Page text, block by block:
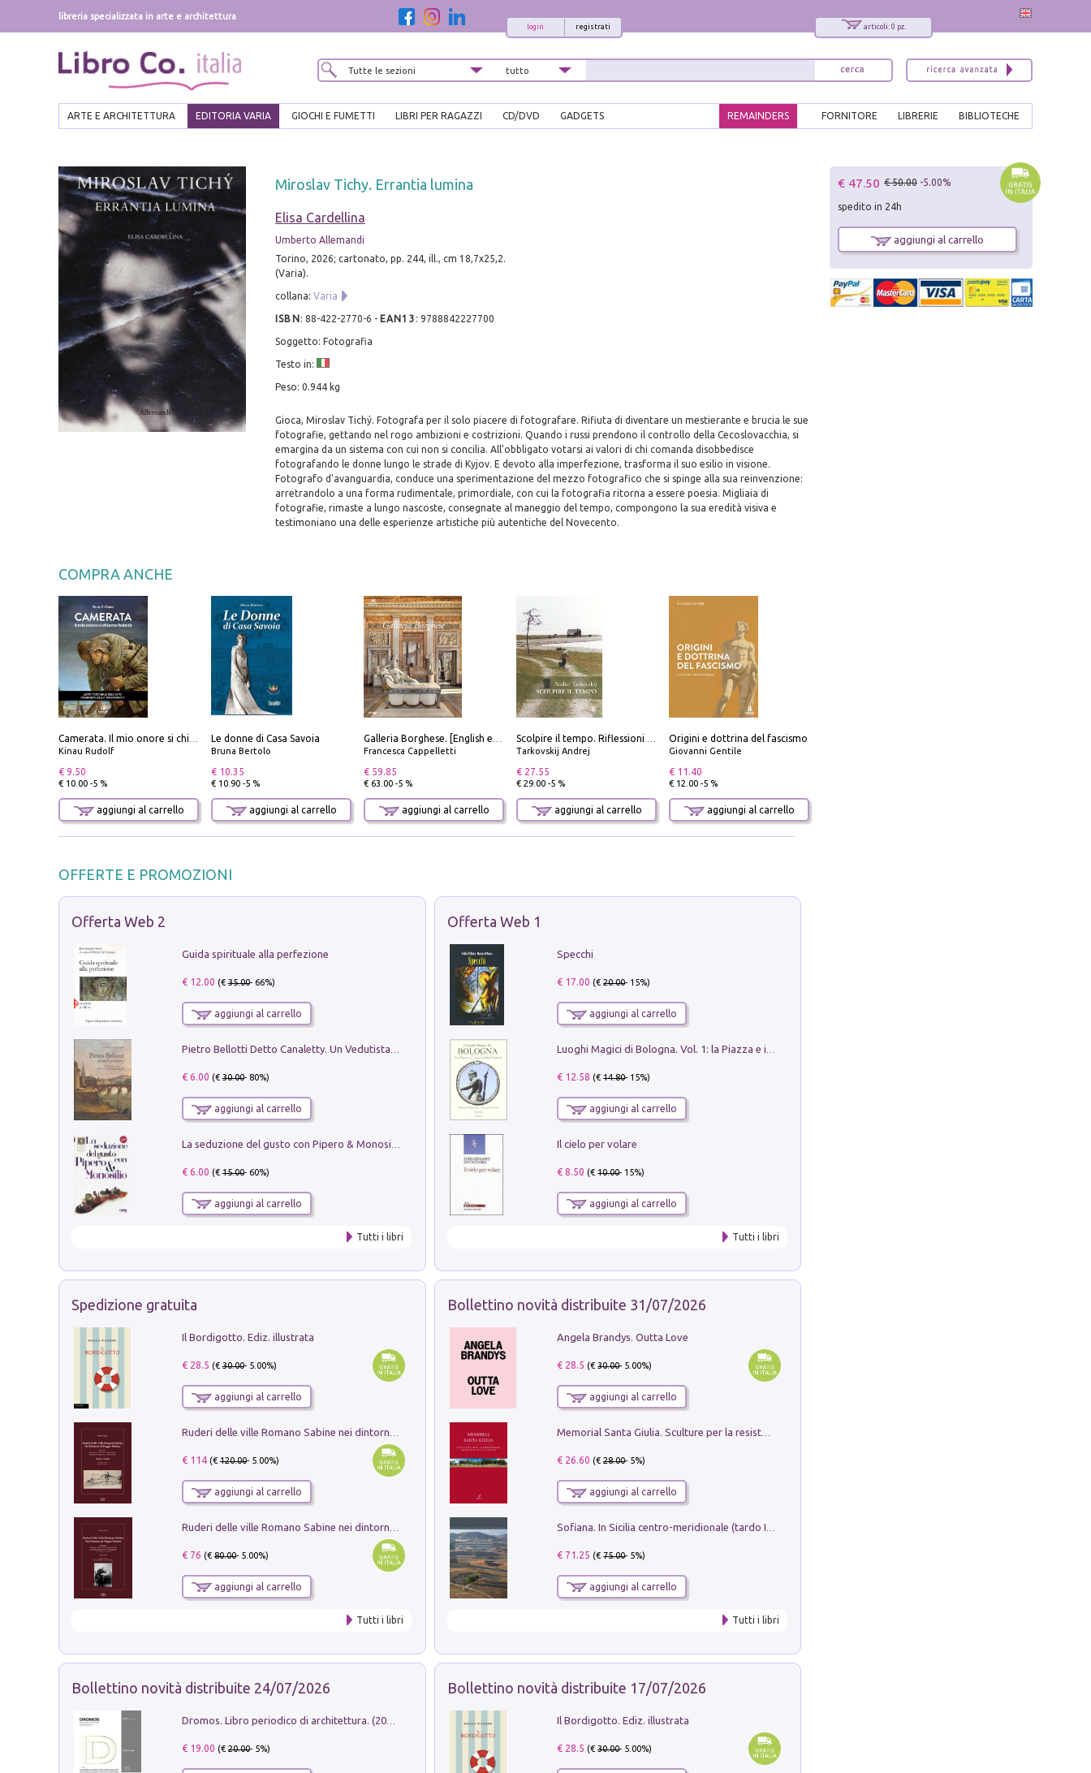
libreria specializzata in arte e architettura
articoli: 0 pz.
registrati
login
ARTE E ARCHITETTURA EDITORIA VARIA GIOCHI E FUMETTI LIBRI PER RAGAZZI CD/DVD GADGETS BIBLIOTECHE
LIBRERIE
FORNITORE
REMAINDERS
Miroslav Tichy. Errantia lumina
Elisa Cardellina
Umberto Allemandi
Torino, 2026; cartonato, pp. 244, ill., cm 18,7x25,2.
(Varia).
collana: Varia
ISBN : 88-422-2770-6 - EAN13 : 9788842227700
Soggetto: Fotografia
Testo in:
Peso: 0.944 kg
Gioca, Miroslav Tichý. Fotografa per il solo piacere di fotografare. Rifiuta di diventare un mestierante e brucia le sue
fotografie, gettando nel rogo ambizioni e costrizioni. Quando i russi prendono il controllo della Cecoslovacchia, si
emargina da un sistema con cui non si concilia. All'obbligato votarsi ai valori di chi comanda disobbedisce
fotografando le donne lungo le strade di Kyjov. E devoto alla imperfezione, trasforma il suo esilio in visione.
Fotografo d'avanguardia, conduce una sperimentazione del mezzo fotografico che si spinge alla sua reinvenzione:
arretrandolo a una forma rudimentale, primordiale, con cui la fotografia ritorna a essere poesia. Migliaia di
fotografie, rimaste a lungo nascoste, consegnate al maneggio del tempo, compongono la sua eredità visiva e
testimoniano una delle esperienze artistiche più autentiche del Novecento.
COMPRA ANCHE
Kinau Rudolf
€ 9.50
€ 10.00 -5 %
aggiungi al carrello
Le donne di Casa Savoia
Bruna Bertolo
€ 10.35
€ 10.90 -5 %
aggiungi al carrello
Francesca Cappelletti
€ 59.85
€ 63.00 -5 %
aggiungi al carrello
Tarkovskij Andrej
€ 27.55
€ 29.00 -5 %
aggiungi al carrello
Origini e dottrina del fascismo
Giovanni Gentile
€ 11.40
€ 12.00 -5 %
aggiungi al carrello
OFFERTE E PROMOZIONI
Offerta Web 2
Guida spirituale alla perfezione
€ 12.00 (€35.00- 66%)
aggiungi al carrello
€ 6.00 (€30.00- 80%)
aggiungi al carrello
€ 6.00 (€15.00- 60%)
aggiungi al carrello
Tutti i libri
Offerta Web 1
Specchi
€ 17.00 (€20.00- 15%)
aggiungi al carrello
€ 12.58 (€14.80- 15%)
aggiungi al carrello
Il cielo per volare
€ 8.50 (€10.00- 15%)
aggiungi al carrello
Tutti i libri
Spedizione gratuita
Il Bordigotto. Ediz. illustrata
€ 28.5 (€30.00- 5.00%)
aggiungi al carrello
€ 114(€120.00- 5.00%)
aggiungi al carrello
€ 76 (€80.00- 5.00%)
aggiungi al carrello
Tutti i libri
Bollettino novità distribuite 31/07/2026
Angela Brandys. Outta Love
€ 28.5 (€30.00- 5.00%)
aggiungi al carrello
€ 26.60 (€28.00- 5%)
aggiungi al carrello
€ 71.25 (€75.00- 5%)
aggiungi al carrello
Tutti i libri
Bollettino novità distribuite 24/07/2026
Dromos. Libro periodico di architettura. (2026). Vol. 15: Post-model
€ 19.00 (€20.00- 5%)
Bollettino novità distribuite 17/07/2026
Il Bordigotto. Ediz. illustrata
€ 28.5 (€30.00- 5.00%)
€ 47.50 € 50.00 -5.00%
spedito in 24h
aggiungi al carrello
x
Interessato ai nostri libri?
Sarai informato delle nostre novità, potrai
comunque cancellarti quando desideri.
modulo di iscrizione